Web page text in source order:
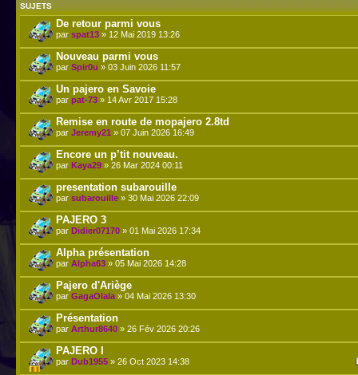
SUJETS
De retour parmi vous
par spat13 » 12 Mai 2019 13:26
Nouveau parmi vous
par Spir0u » 03 Juin 2026 11:57
Un pajero en Savoie
par pat-73 » 14 Avr 2017 15:28
Remise en route de mopajero 2.8td
par Jeremy21 » 07 Juin 2026 16:49
Encore un p’tit nouveau.
par Kaya29 » 26 Mar 2024 00:11
presentation subarouille
par subarouille » 30 Mai 2026 22:09
PAJERO 3
par Didier07170 » 01 Mai 2026 17:34
Alpha présentation
par Alpha63 » 05 Mai 2026 14:28
Pajero d'Ariège
par GagaOlala » 04 Mai 2026 13:30
Présentation
par Arthur8640 » 26 Fév 2026 20:26
PAJERO I
par Dub1955 » 26 Oct 2023 14:38